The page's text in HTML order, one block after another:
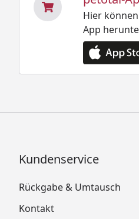
Hier
App
Kundenservice
Rückgabe & Umtausch
Kontakt